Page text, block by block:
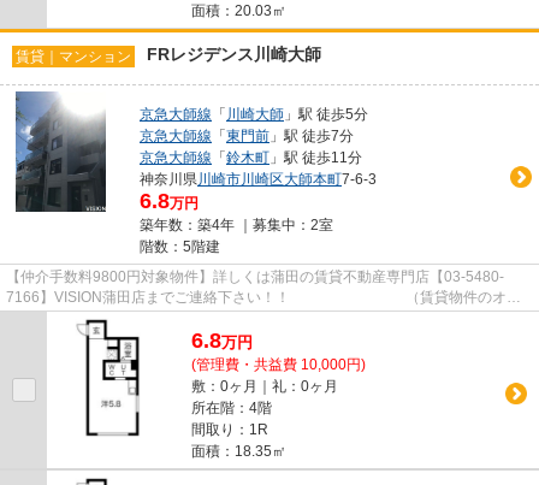
面積：20.03㎡
賃貸｜マンション FRレジデンス川崎大師
京急大師線 「 川崎大師 」駅 徒歩5分
京急大師線 「東門前 」駅 徒歩7分
京急大師線 「鈴木町 」駅 徒歩11分
神奈川県川崎市川崎区大師本町7-6-3
6.8万円
築年数：築4年 ｜募集中： 2室
階数：5階建
【仲介手数料9800円対象物件】詳しくは蒲田の賃貸不動産専門店【03-5480-
7166】VISION蒲田店までご連絡下さい！！ （賃貸物件のオス
スメポイント） エアコン キャンペ...
6.8万円
(管理費・共益費 10,000円)
敷：0ヶ月｜礼：0ヶ月
所在階：4階
間取り：1R
面積：18.35㎡